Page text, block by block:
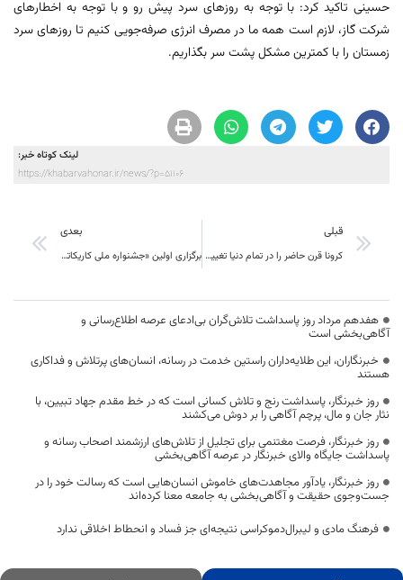
حسینی تاکید کرد: با توجه به روزهای سرد پیش رو و با توجه به اخطارهای
شرکت گاز، لازم است همه ما در مصرف انرژی صرفه‌جویی کنیم تا روزهای سرد
زمستان را با کمترین مشکل پشت سر بگذاریم.
لینک کوتاه خبر:
https://khabarvahonar.ir/news/?p=51106
قبلی
کرونا قرن حاضر را در تمام دنیا تغییر داده است
بعدی
برگزاری اولین «جشنواره ملی کاریکاتور کارآ»
هفدهم مرداد روز پاسداشت تلاش‌گران بی‌ادعای عرصه اطلاع‌رسانی و
آگاهی‌بخشی است
خبرنگاران، این طلایه‌داران راستین خدمت در رسانه، انسان‌های پرتلاش و فداکاری
هستند
روز خبرنگار، پاسداشت رنج و تلاش کسانی است که در خط مقدم جهاد تبیین، با
نثار جان و مال، پرچم آگاهی را بر دوش می‌کشند
روز خبرنگار، فرصت مغتنمی برای تجلیل از تلاش‌های ارزشمند اصحاب رسانه و
پاسداشت جایگاه والای خبرنگار در عرصه آگاهی‌بخشی
روز خبرنگار، یادآور مجاهدت‌های خاموش انسان‌هایی است که رسالت خود را در
جست‌وجوی حقیقت و آگاهی‌بخشی به جامعه معنا کرده‌اند
فرهنگ مادی و لیبرال‌دموکراسی نتیجه‌ای جز فساد و انحطاط اخلاقی ندارد